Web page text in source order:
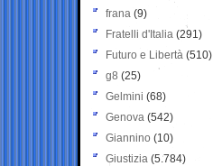
frana (9)
Fratelli d'Italia (291)
Futuro e Libertà (510)
g8 (25)
Gelmini (68)
Genova (542)
Giannino (10)
Giustizia (5.784)